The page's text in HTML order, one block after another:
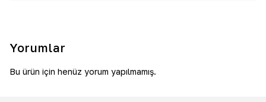
Yorumlar
Bu ürün için henüz yorum yapılmamış.